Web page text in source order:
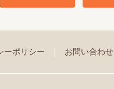
ーポリシー お問い合わせ